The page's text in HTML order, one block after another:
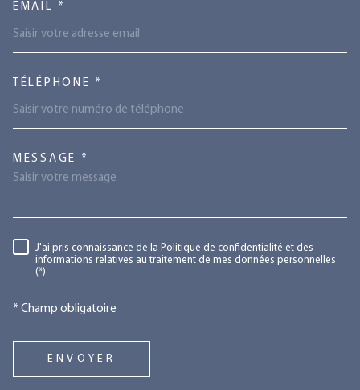
EMAIL *
TÉLÉPHONE *
TRAD_MELTEM_VOREDEMANDE
MESSAGE *
RÈGLEMENTATION
J'ai pris connaissance de la Politique de confidentialité et des
informations relatives au traitement de mes données personnelles
(*)
* Champ obligatoire
ENVOYER